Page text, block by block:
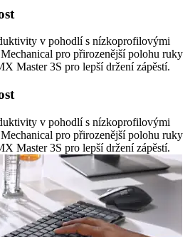
v pohodlí s nízkoprofilovými
pro přirozenější polohu ruky
Master 3S pro lepší držení zápěstí.
v pohodlí s nízkoprofilovými
pro přirozenější polohu ruky
Master 3S pro lepší držení zápěstí.